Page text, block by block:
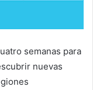
semanas para
nuevas